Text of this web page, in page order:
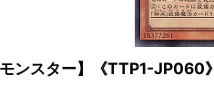
ンスター】《TTP1-JP060》